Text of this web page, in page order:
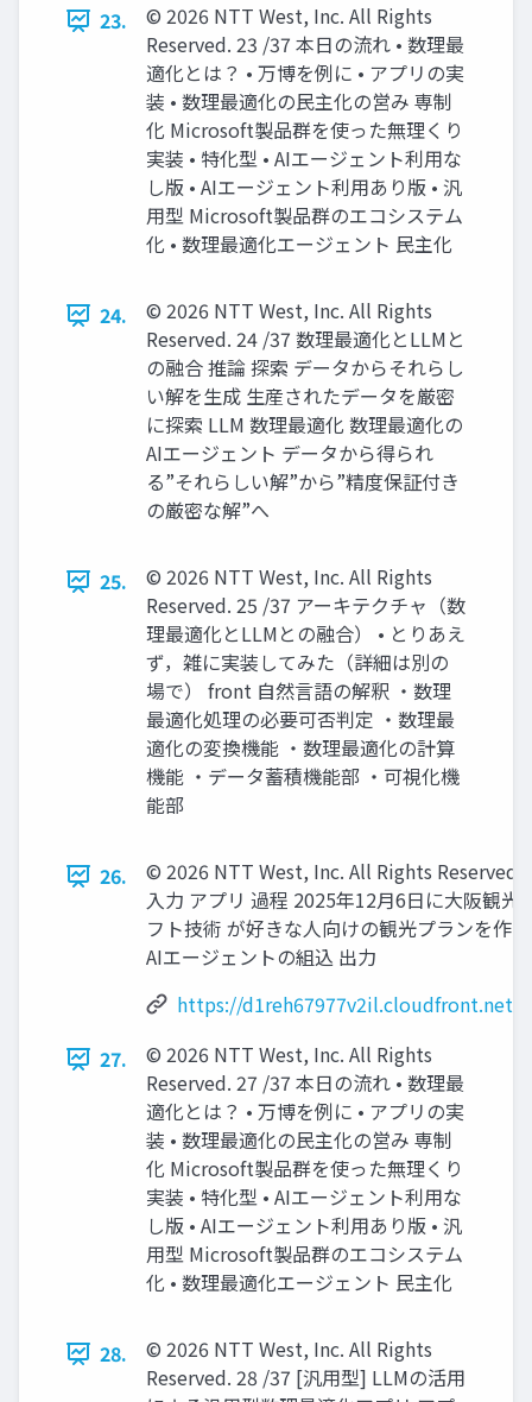
23.
© 2026 NTT West, Inc. All Rights
Reserved. 23 /37 本日の流れ • 数理最
適化とは？ • 万博を例に • アプリの実
装 • 数理最適化の民主化の営み 専制
化 Microsoft製品群を使った無理くり
実装 • 特化型 • AIエージェント利用な
し版 • AIエージェント利用あり版 • 汎
用型 Microsoft製品群のエコシステム
化 • 数理最適化エージェント 民主化
24.
© 2026 NTT West, Inc. All Rights
Reserved. 24 /37 数理最適化とLLMと
の融合 推論 探索 データからそれらし
い解を生成 生産されたデータを厳密
に探索 LLM 数理最適化 数理最適化の
AIエージェント データから得られ
る”それらしい解”から”精度保証付き
の厳密な解”へ
25.
© 2026 NTT West, Inc. All Rights
Reserved. 25 /37 アーキテクチャ（数
理最適化とLLMとの融合） • とりあえ
ず，雑に実装してみた（詳細は別の
場で） front 自然言語の解釈 ・数理
最適化処理の必要可否判定 ・数理最
適化の変換機能 ・数理最適化の計算
機能 ・データ蓄積機能部 ・可視化機
能部
26.
© 2026 NTT West, Inc. All Rights Reserved.
入力 アプリ 過程 2025年12月6日に大阪観光
フト技術 が好きな人向けの観光プランを作
AIエージェントの組込 出力
https://d1reh67977v2il.cloudfront.net/
27.
© 2026 NTT West, Inc. All Rights
Reserved. 27 /37 本日の流れ • 数理最
適化とは？ • 万博を例に • アプリの実
装 • 数理最適化の民主化の営み 専制
化 Microsoft製品群を使った無理くり
実装 • 特化型 • AIエージェント利用な
し版 • AIエージェント利用あり版 • 汎
用型 Microsoft製品群のエコシステム
化 • 数理最適化エージェント 民主化
28.
© 2026 NTT West, Inc. All Rights
Reserved. 28 /37 [汎用型] LLMの活用